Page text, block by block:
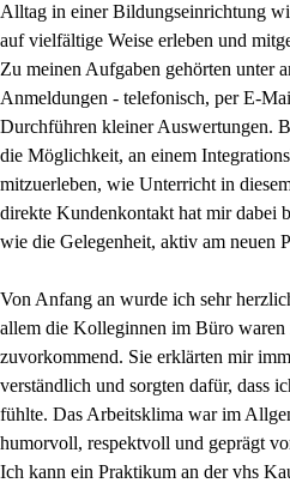
Alltag in einer Bildungseinrichtung
auf vielfältige Weise erleben und
Zu meinen Aufgaben gehörten unter
Anmeldungen - telefonisch, per E-
Durchführen kleiner Auswertungen.
die Möglichkeit, an einem
mitzuerleben, wie Unterricht in
direkte Kundenkontakt hat mir dabei
wie die Gelegenheit, aktiv am neuen
Von Anfang an wurde ich sehr
allem die Kolleginnen im Büro waren
zuvorkommend. Sie erklärten mir
verständlich und sorgten dafür, dass
fühlte. Das Arbeitsklima war im
humorvoll, respektvoll und geprägt
Ich kann ein Praktikum an der vhs